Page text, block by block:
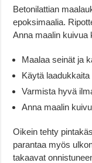
Betonilattian
epoksimaalia.
Anna maalin kuivua
Maalaa seinät ja
Käytä
Varmista hyvä
Anna maalin
Oikein tehty
parantaa myös
takaavat